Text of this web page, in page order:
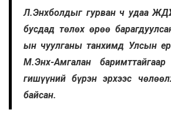
Л.Энхболдыг гурван ч удаа
бусдад төлөх өрөө
ын чуулганы танхимд Улсын
М.Энх-Амгалан
гишүүний бүрэн эрхээс
байсан.